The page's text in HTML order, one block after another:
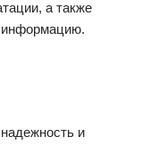
а также
информацию.
и